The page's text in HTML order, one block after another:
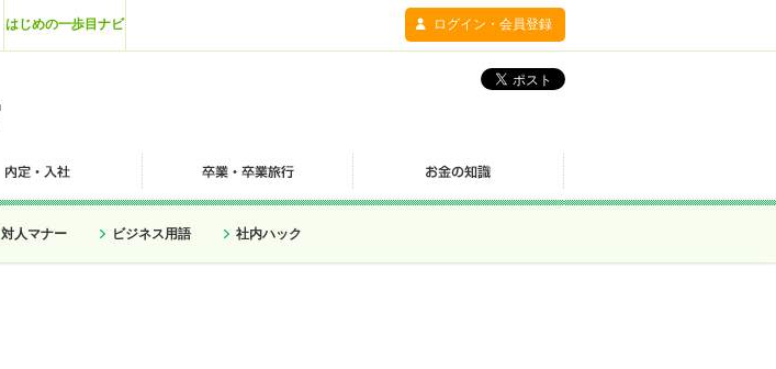
はじめの一歩目ナビ ログイン・会員登録
対人マナー ビジネス用語 社内ハック